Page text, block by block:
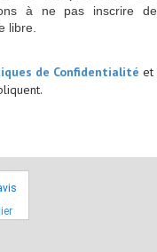
à ne pas inscrire de
libre.
de Confidentialité et